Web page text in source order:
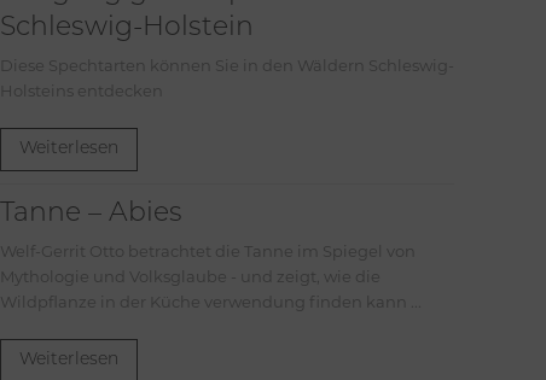
Schleswig-Holstein
Diese Spechtarten können Sie in den Wäldern Schleswig-
Holsteins entdecken
Weiterlesen
Tanne – Abies
Welf-Gerrit Otto betrachtet die Tanne im Spiegel von
Mythologie und Volksglaube - und zeigt, wie die
Wildpflanze in der Küche verwendung finden kann ...
Weiterlesen